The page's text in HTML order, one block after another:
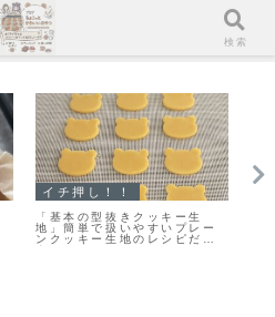
イチ押し！！
「基本の型抜きクッキー生
地」簡単で扱いやすいプレー
ンクッキー生地のレシピだ
よ！
検索